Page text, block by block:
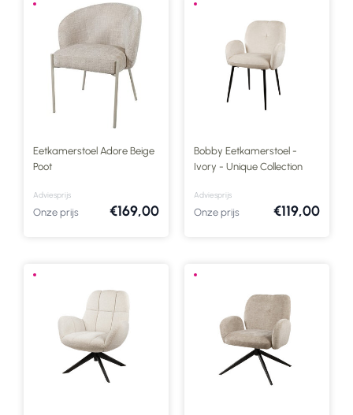
Eetkamerstoel Adore Beige
Poot
Adviesprijs
Onze prijs €169,00
Bobby Eetkamerstoel -
Ivory - Unique Collection
Adviesprijs
Onze prijs €119,00